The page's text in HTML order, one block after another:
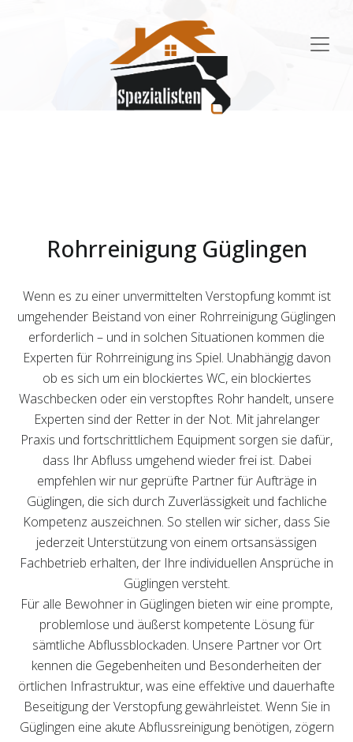
Rohrreinigung Güglingen
Wenn es zu einer unvermittelten Verstopfung kommt ist
umgehender Beistand von einer Rohrreinigung Güglingen
erforderlich – und in solchen Situationen kommen die
Experten für Rohrreinigung ins Spiel. Unabhängig davon
ob es sich um ein blockiertes WC, ein blockiertes
Waschbecken oder ein verstopftes Rohr handelt, unsere
Experten sind der Retter in der Not. Mit jahrelanger
Praxis und fortschrittlichem Equipment sorgen sie dafür,
dass Ihr Abfluss umgehend wieder frei ist. Dabei
empfehlen wir nur geprüfte Partner für Aufträge in
Güglingen, die sich durch Zuverlässigkeit und fachliche
Kompetenz auszeichnen. So stellen wir sicher, dass Sie
jederzeit Unterstützung von einem ortsansässigen
Fachbetrieb erhalten, der Ihre individuellen Ansprüche in
Güglingen versteht.
Für alle Bewohner in Güglingen bieten wir eine prompte,
problemlose und äußerst kompetente Lösung für
sämtliche Abflussblockaden. Unsere Partner vor Ort
kennen die Gegebenheiten und Besonderheiten der
örtlichen Infrastruktur, was eine effektive und dauerhafte
Beseitigung der Verstopfung gewährleistet. Wenn Sie in
Güglingen eine akute Abflussreinigung benötigen, zögern